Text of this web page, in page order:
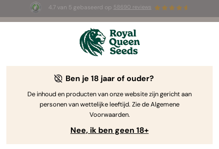
4.7 van 5 gebaseerd op 58690 reviews
☀️ Summer Sales: tot wel 50% korting
op geselecteerde producten! ⏤
The RQS Blog
Cannabis Lifestyle Blogs
Ben je 18 jaar of ouder?
De inhoud en producten van onze website zijn gericht aan
personen van wettelijke leeftijd. Zie de Algemene
Voorwaarden.
Nee, ik ben geen 18+